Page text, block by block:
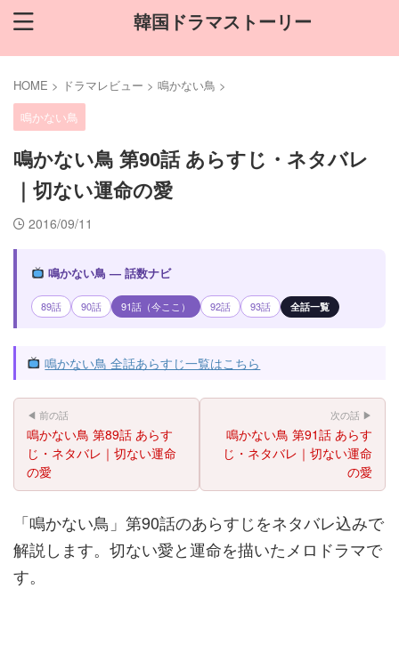
韓国ドラマストーリー
HOME > ドラマレビュー > 鳴かない鳥 >
鳴かない鳥
鳴かない鳥 第90話 あらすじ・ネタバレ
｜切ない運命の愛
2016/09/11
鳴かない鳥 — 話数ナビ
89話 90話 91話（今ここ） 92話 93話 全話一覧
鳴かない鳥 全話あらすじ一覧はこちら
◀ 前の話
鳴かない鳥 第89話 あらす
じ・ネタバレ｜切ない運命
の愛
次の話 ▶
鳴かない鳥 第91話 あらす
じ・ネタバレ｜切ない運命
の愛
「鳴かない鳥」第90話のあらすじをネタバレ込みで
解説します。切ない愛と運命を描いたメロドラマで
す。